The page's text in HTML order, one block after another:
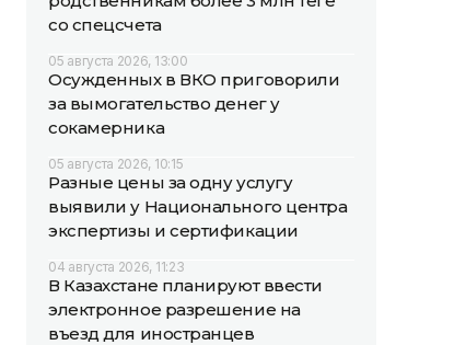
со спецсчета
05 августа 2026, 13:00
Осужденных в ВКО приговорили
за вымогательство денег у
сокамерника
05 августа 2026, 10:15
Разные цены за одну услугу
выявили у Национального центра
экспертизы и сертификации
04 августа 2026, 11:23
В Казахстане планируют ввести
электронное разрешение на
въезд для иностранцев